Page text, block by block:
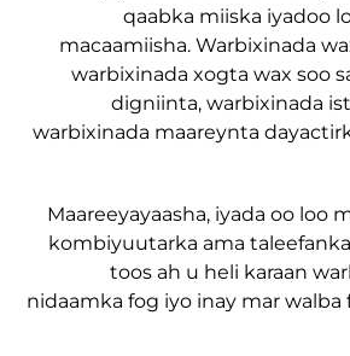
qaabka miiska
macaamiisha.
warbixinada xogta
digniinta,
warbixinada maareynta
Maareeyayaasha, iyada
kombiyuutarka ama
toos ah u heli
nidaamka fog iyo inay